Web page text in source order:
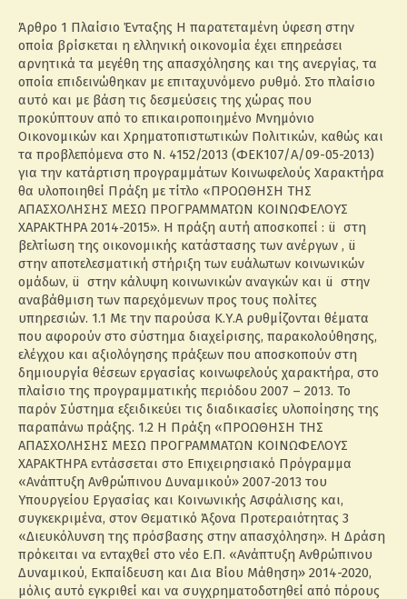
Άρθρο 1 Πλαίσιο Ένταξης Η παρατεταμένη ύφεση στην
οποία βρίσκεται η ελληνική οικονομία έχει επηρεάσει
αρνητικά τα μεγέθη της απασχόλησης και της ανεργίας, τα
οποία επιδεινώθηκαν με επιταχυνόμενο ρυθμό. Στο πλαίσιο
αυτό και με βάση τις δεσμεύσεις της χώρας που
προκύπτουν από το επικαιροποιημένο Μνημόνιο
Οικονομικών και Χρηματοπιστωτικών Πολιτικών, καθώς και
τα προβλεπόμενα στο Ν. 4152/2013 (ΦΕΚ107/Α/09-05-2013)
για την κατάρτιση προγραμμάτων Κοινωφελούς Χαρακτήρα
θα υλοποιηθεί Πράξη με τίτλο «ΠΡΟΩΘΗΣΗ ΤΗΣ
ΑΠΑΣΧΟΛΗΣΗΣ ΜΕΣΩ ΠΡΟΓΡΑΜΜΑΤΩΝ ΚΟΙΝΩΦΕΛΟΥΣ
ΧΑΡΑΚΤΗΡΑ 2014-2015». Η πράξη αυτή αποσκοπεί : ü στη
βελτίωση της οικονομικής κατάστασης των ανέργων , ü
στην αποτελεσματική στήριξη των ευάλωτων κοινωνικών
ομάδων, ü στην κάλυψη κοινωνικών αναγκών και ü στην
αναβάθμιση των παρεχόμενων προς τους πολίτες
υπηρεσιών. 1.1 Με την παρούσα Κ.Υ.Α ρυθμίζονται θέματα
που αφορούν στο σύστημα διαχείρισης, παρακολούθησης,
ελέγχου και αξιολόγησης πράξεων που αποσκοπούν στη
δημιουργία θέσεων εργασίας κοινωφελούς χαρακτήρα, στο
πλαίσιο της προγραμματικής περιόδου 2007 – 2013. Το
παρόν Σύστημα εξειδικεύει τις διαδικασίες υλοποίησης της
παραπάνω πράξης. 1.2 Η Πράξη «ΠΡΟΩΘΗΣΗ ΤΗΣ
ΑΠΑΣΧΟΛΗΣΗΣ ΜΕΣΩ ΠΡΟΓΡΑΜΜΑΤΩΝ ΚΟΙΝΩΦΕΛΟΥΣ
ΧΑΡΑΚΤΗΡΑ εντάσσεται στο Επιχειρησιακό Πρόγραμμα
«Ανάπτυξη Ανθρώπινου Δυναμικού» 2007-2013 του
Υπουργείου Εργασίας και Κοινωνικής Ασφάλισης και,
συγκεκριμένα, στον Θεματικό Άξονα Προτεραιότητας 3
«Διευκόλυνση της πρόσβασης στην απασχόληση». Η Δράση
πρόκειται να ενταχθεί στο νέο Ε.Π. «Ανάπτυξη Ανθρώπινου
Δυναμικού, Εκπαίδευση και Δια Βίου Μάθηση» 2014-2020,
μόλις αυτό εγκριθεί και να συγχρηματοδοτηθεί από πόρους